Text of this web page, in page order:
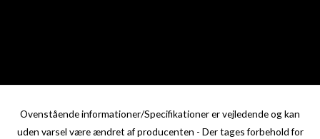
Ovenstående informationer/Specifikationer er vejledende og kan
uden varsel være ændret af producenten - Der tages forbehold for